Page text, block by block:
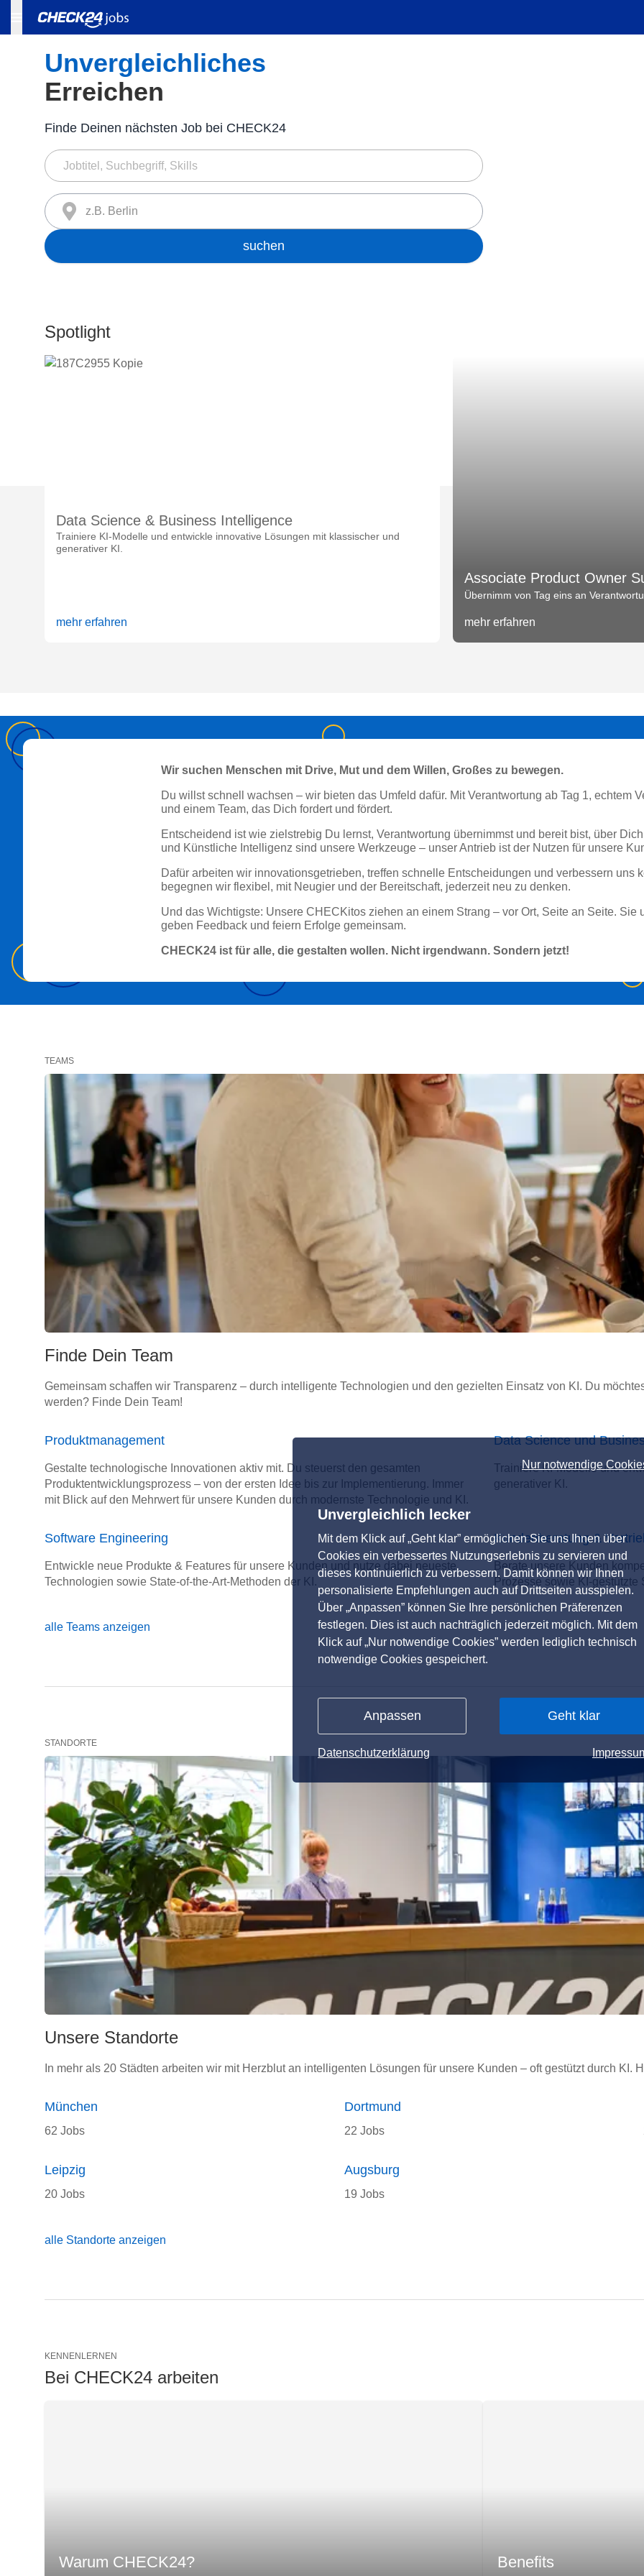
Nur notwendige
Unvergleichlich lecker
Mit dem Klick auf „Geht klar” ermöglichen Sie uns Ihnen über
Cookies ein verbessertes Nutzungserlebnis zu servieren und
dieses kontinuierlich zu verbessern. Damit können wir Ihnen
personalisierte Empfehlungen auch auf Drittseiten ausspielen.
Über „Anpassen” können Sie Ihre persönlichen Präferenzen
festlegen. Dies ist auch nachträglich jederzeit möglich. Mit dem
Klick auf „Nur notwendige Cookies” werden lediglich technisch
notwendige Cookies gespeichert.
Anpassen Geht klar
Datenschutzerklärung
Unvergleichliches
Erreichen
Finde Deinen nächsten Job bei CHECK24
z.B. Berlin
suchen
Spotlight
Data Science & Business Intelligence
Trainiere KI-Modelle und entwickle innovative Lösungen mit klassischer und
generativer KI.
mehr erfahren
Associate Product Owner
Übernimm von Tag eins an
mehr erfahren
Wir suchen Menschen mit Drive, Mut und dem Willen, Großes zu bewegen.
Du willst schnell wachsen – wir bieten das Umfeld dafür. Mit Verantwortung ab Tag 1, echtem
und einem Team, das Dich fordert und fördert.
Entscheidend ist wie zielstrebig Du lernst, Verantwortung übernimmst und bereit bist, über
und Künstliche Intelligenz sind unsere Werkzeuge – unser Antrieb ist der Nutzen für unsere
Dafür arbeiten wir innovationsgetrieben, treffen schnelle Entscheidungen und verbessern uns
begegnen wir flexibel, mit Neugier und der Bereitschaft, jederzeit neu zu denken.
Und das Wichtigste: Unsere CHECKitos ziehen an einem Strang – vor Ort, Seite an Seite. Sie
geben Feedback und feiern Erfolge gemeinsam.
CHECK24 ist für alle, die gestalten wollen. Nicht irgendwann. Sondern jetzt!
TEAMS
Finde Dein Team
Gemeinsam schaffen wir Transparenz – durch intelligente Technologien und den gezielten Einsatz von KI. Du
werden? Finde Dein Team!
Produktmanagement
Gestalte technologische Innovationen aktiv mit. Du steuerst den gesamten
Produktentwicklungsprozess – von der ersten Idee bis zur Implementierung. Immer
mit Blick auf den Mehrwert für unsere Kunden durch modernste Technologie und KI.
Data Science und
Trainiere KI-Modelle und
generativer KI.
Software Engineering
Entwickle neue Produkte & Features für unsere Kunden und nutze dabei neueste
Technologien sowie State-of-the-Art-Methoden der KI.
Kundenberatung &
Berate unsere Kunden
Prozesse sowie KI-gestützte
alle Teams anzeigen
STANDORTE
Unsere Standorte
In mehr als 20 Städten arbeiten wir mit Herzblut an intelligenten Lösungen für unsere Kunden – oft gestützt durch
München
62 Jobs
Dortmund
22 Jobs
Leipzig
20 Jobs
Augsburg
19 Jobs
alle Standorte anzeigen
KENNENLERNEN
Bei CHECK24 arbeiten
Warum CHECK24? Benefits